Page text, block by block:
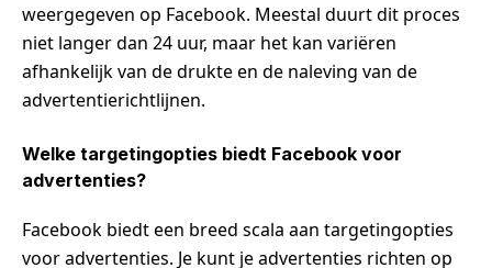
weergegeven op Facebook. Meestal duurt dit proces
niet langer dan 24 uur, maar het kan variëren
afhankelijk van de drukte en de naleving van de
advertentierichtlijnen.
Welke targetingopties biedt Facebook voor
advertenties?
Facebook biedt een breed scala aan targetingopties
voor advertenties. Je kunt je advertenties richten op